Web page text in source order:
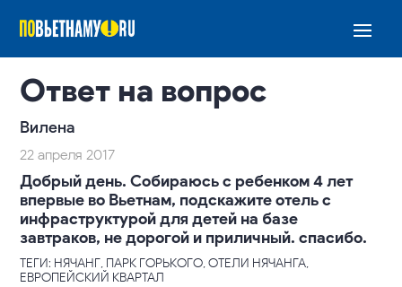
Ответ на вопрос
Вилена
22 апреля 2017
Добрый день. Собираюсь с ребенком 4 лет
впервые во Вьетнам, подскажите отель с
инфраструктурой для детей на базе
завтраков, не дорогой и приличный. спасибо.
ТЕГИ: НЯЧАНГ, ПАРК ГОРЬКОГО, ОТЕЛИ НЯЧАНГА,
ЕВРОПЕЙСКИЙ КВАРТАЛ